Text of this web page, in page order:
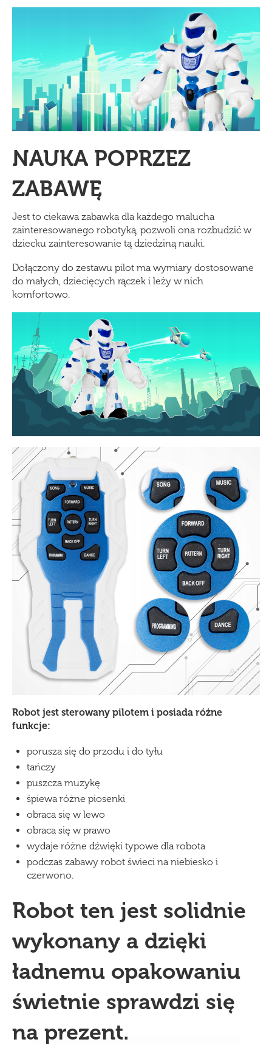
NAUKA POPRZEZ
ZABAWĘ
Jest to ciekawa zabawka dla każdego malucha
zainteresowanego robotyką, pozwoli ona rozbudzić w
dziecku zainteresowanie tą dziedziną nauki.
Dołączony do zestawu pilot ma wymiary dostosowane
do małych, dziecięcych rączek i leży w nich
komfortowo.
Robot jest sterowany pilotem i posiada różne
funkcje:
porusza się do przodu i do tyłu
tańczy
puszcza muzykę
śpiewa różne piosenki
obraca się w lewo
obraca się w prawo
wydaje różne dźwięki typowe dla robota
podczas zabawy robot świeci na niebiesko i
czerwono.
Robot ten jest solidnie
wykonany a dzięki
ładnemu opakowaniu
świetnie sprawdzi się
na prezent.